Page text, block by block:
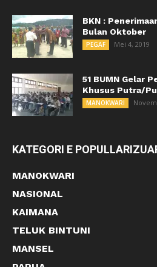
BKN :
Bulan Oktober
PEGAF Mei 4, 2019
51 BUMN Gelar
Khusus Putra/
MANOKWARI
KATEGORI E
MANOKWARI
NASIONAL
KAIMANA
TELUK BINTUNI
MANSEL